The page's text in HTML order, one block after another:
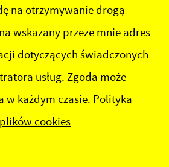
na otrzymywanie drogą
wskazany przeze mnie adres
dotyczących świadczonych
usług. Zgoda może
w każdym czasie. Polityka
cookies